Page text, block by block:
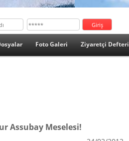
Foto Galeri Ziyaretçi Defteri
Assubay Meselesi!